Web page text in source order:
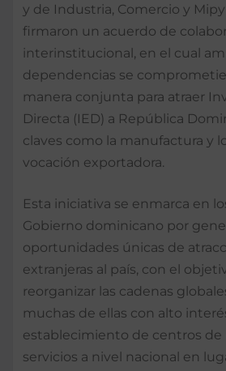
y de Industria, Comercio y
firmaron un acuerdo de
interinstitucional, en el cual
dependencias se
manera conjunta para atraer
Directa (IED) a República
claves como la manufactura y
vocación exportadora.
Esta iniciativa se enmarca en
Gobierno dominicano por
oportunidades únicas de
extranjeras al país, con el
reorganizar las cadenas
muchas de ellas con alto
establecimiento de centros de
servicios a nivel nacional en